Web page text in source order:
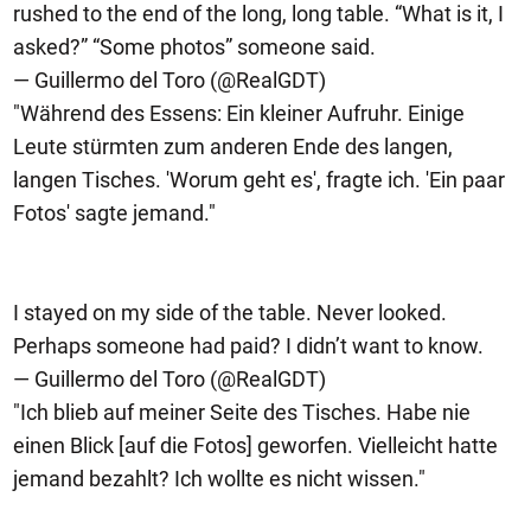
rushed to the end of the long, long table. “What is it, I
asked?” “Some photos” someone said.
— Guillermo del Toro (@RealGDT)
"Während des Essens: Ein kleiner Aufruhr. Einige
Leute stürmten zum anderen Ende des langen,
langen Tisches. 'Worum geht es', fragte ich. 'Ein paar
Fotos' sagte jemand."
I stayed on my side of the table. Never looked.
Perhaps someone had paid? I didn’t want to know.
— Guillermo del Toro (@RealGDT)
"Ich blieb auf meiner Seite des Tisches. Habe nie
einen Blick [auf die Fotos] geworfen. Vielleicht hatte
jemand bezahlt? Ich wollte es nicht wissen."